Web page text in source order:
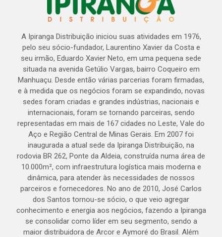
A Ipiranga Distribuição iniciou suas atividades em 1976,
pelo seu sócio-fundador, Laurentino Xavier da Costa e
seu irmão, Eduardo Xavier Neto, em uma pequena sede
situada na avenida Getúlio Vargas, bairro Coqueiro em
Manhuaçu. Desde então várias parcerias foram firmadas,
e à medida que os negócios foram se expandindo, novas
sedes foram criadas e grandes indústrias, nacionais e
internacionais, foram se tornando parceiras, sendo
representadas em mais de 167 cidades no Leste, Vale do
Aço e Região Central de Minas Gerais. Em 2007 foi
inaugurada a atual sede da Ipiranga Distribuição, na
rodovia BR 262, Ponte da Aldeia, construída numa área de
10.000m², com infraestrutura logística mais moderna e
dinâmica, para atender às necessidades de nossos
parceiros e fornecedores. No ano de 2010, José Carlos
dos Santos tornou-se sócio, o que veio agregar
conhecimento e energia aos negócios, fazendo a Ipiranga
se consolidar como líder em seu segmento, sendo a
maior distribuidora de Arcor e Aymoré do Brasil. Além